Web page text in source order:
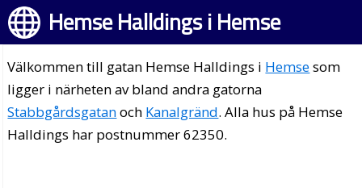
Hemse Halldings i Hemse
Välkommen till gatan Hemse Halldings i Hemsesom
ligger i närheten av bland andra gatorna
Stabbgårdsgatanoch Kanalgränd. Alla hus på Hemse
Halldings har postnummer 62350.